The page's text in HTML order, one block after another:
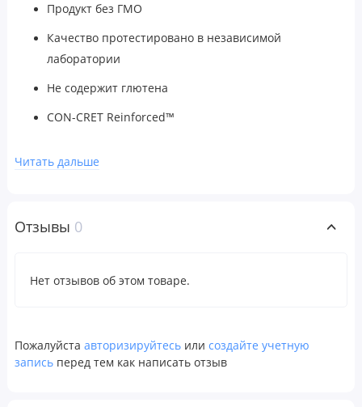
Продукт без ГМО
Качество протестировано в независимой
лаборатории
Не содержит глютена
CON-CRET Reinforced™
В качестве пищевой добавки смешивать 1 мерную ложку
применения во время беременности, кормления грудью,
для детей месте. Не следует использовать продукт, если
Читать дальше
Отзывы 0
Нет отзывов об этом товаре.
Пожалуйста авторизируйтесь или создайте учетную
запись перед тем как написать отзыв